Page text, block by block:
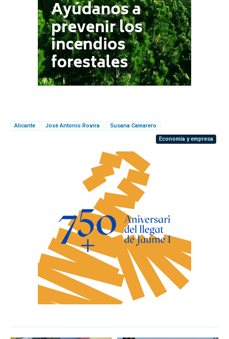
Alicante José Antonio Rovira
Susana Camarero
Economía y empresa